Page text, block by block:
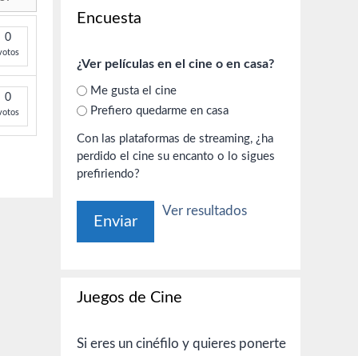
0
0
Encuesta
¿Ver películas en el cine o en casa?
Me gusta el cine
Prefiero quedarme en casa
Con las plataformas de streaming, ¿ha
perdido el cine su encanto o lo sigues
prefiriendo?
Ver resultados
Juegos de Cine
Si eres un cinéfilo y quieres ponerte